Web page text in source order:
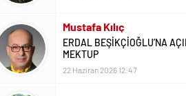
ERDAL BEŞİKÇİOĞLU’NA AÇIK
MEKTUP
22 Haziran 2026 12:47